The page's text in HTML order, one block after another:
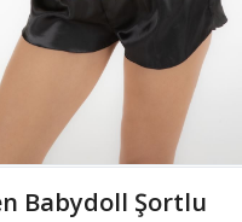
Babydoll Şortlu